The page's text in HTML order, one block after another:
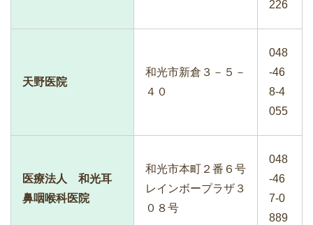
226
天野医院
和光市新倉３－５－
４０
048
-46
8-4
055
医療法人 和光耳
鼻咽喉科医院
和光市本町２番６号
レインボープラザ３
０８号
048
-46
7-0
889